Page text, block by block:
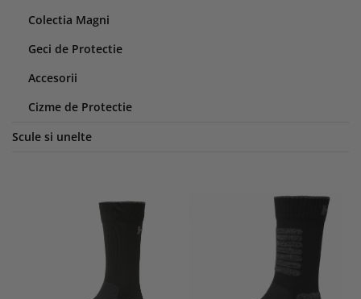
Colectia Magni
Geci de Protectie
Accesorii
Cizme de Protectie
Scule si unelte